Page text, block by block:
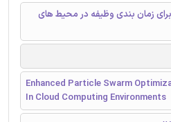
برای زمان بندی وظیفه در محیط های
Enhanced Particle Swarm
In Cloud Computing Environments